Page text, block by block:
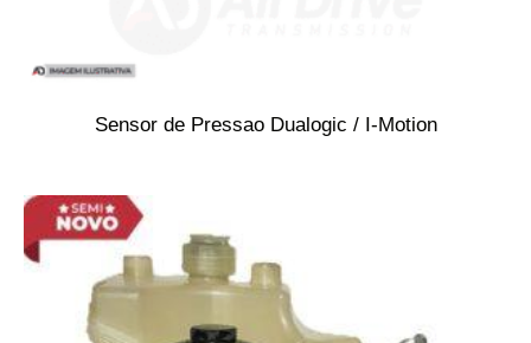
Sensor de Pressao Dualogic / I-Motion